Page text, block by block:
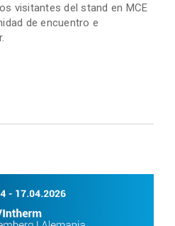
visitantes del stand en MCE
de encuentro e